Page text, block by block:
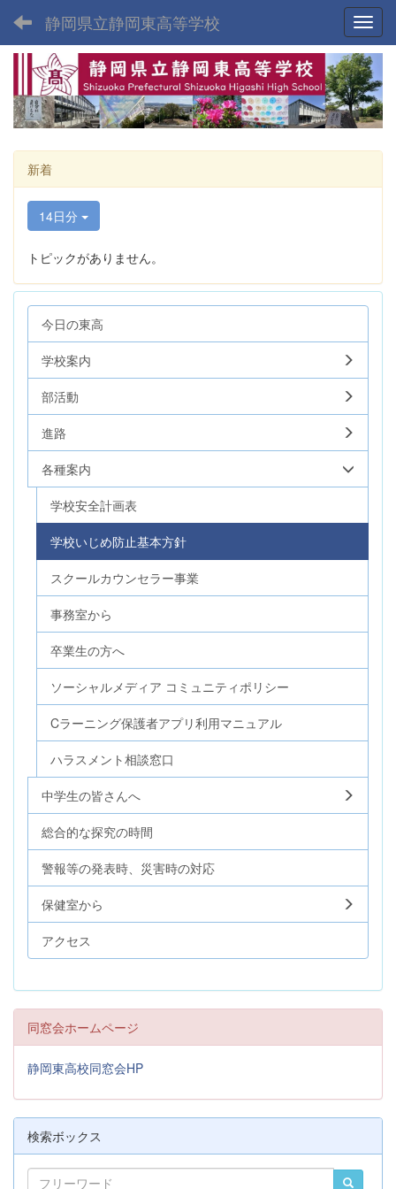
静岡県立静岡東高等学校
新着
14日分
トピックがありません。
今日の東高
学校案内
部活動
進路
各種案内
学校安全計画表
学校いじめ防止基本方針
スクールカウンセラー事業
事務室から
卒業生の方へ
ソーシャルメディア コミュニティポリシー
Cラーニング保護者アプリ利用マニュアル
ハラスメント相談窓口
中学生の皆さんへ
総合的な探究の時間
警報等の発表時、災害時の対応
保健室から
アクセス
同窓会ホームページ
静岡東高校同窓会HP
検索ボックス